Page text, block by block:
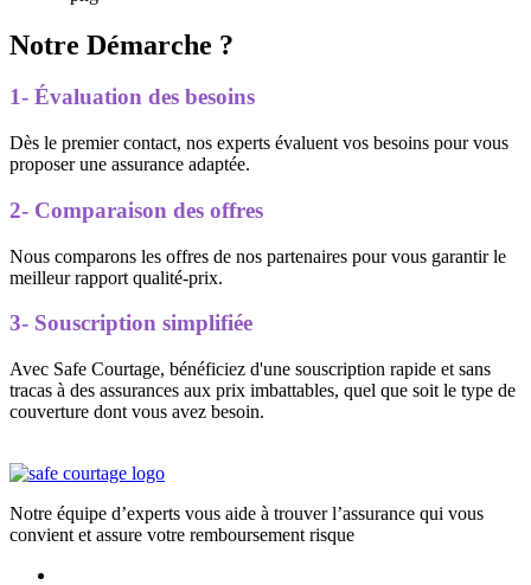
Notre Démarche ?
1- Évaluation des besoins
Dès le premier contact, nos experts évaluent vos besoins pour vous
proposer une assurance adaptée.
2- Comparaison des offres
Nous comparons les offres de nos partenaires pour vous garantir le
meilleur rapport qualité-prix.
3- Souscription simplifiée
Avec Safe Courtage, bénéficiez d'une souscription rapide et sans
tracas à des assurances aux prix imbattables, quel que soit le type de
couverture dont vous avez besoin.
Notre équipe d’experts vous aide à trouver l’assurance qui vous
convient et assure votre remboursement risque